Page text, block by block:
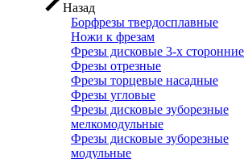
Назад
Борфрезы твердосплавные
Ножи к фрезам
Фрезы дисковые 3-х сторонние
Фрезы отрезные
Фрезы торцевые насадные
Фрезы угловые
Фрезы дисковые зуборезные
мелкомодульные
Фрезы дисковые зуборезные
модульные